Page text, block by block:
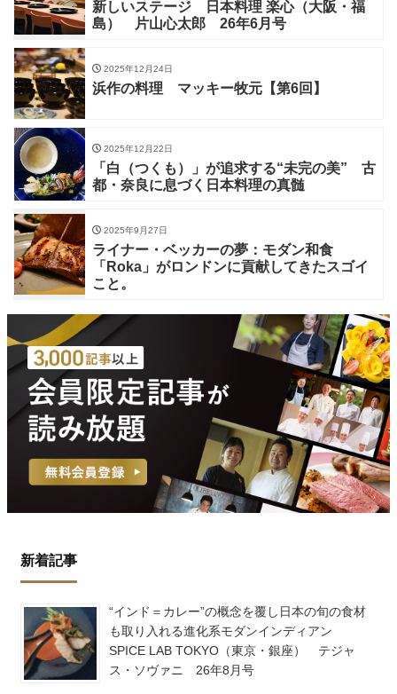
新しいステージ 日本料理 楽心（大阪・福
島） 片山心太郎 26年6月号
2025年12月24日
浜作の料理 マッキー牧元【第6回】
2025年12月22日
「白（つくも）」が追求する“未完の美” 古
都・奈良に息づく日本料理の真髄
2025年9月27日
ライナー・ベッカーの夢：モダン和食
「Roka」がロンドンに貢献してきたスゴイ
こと。
新着記事
“インド＝カレー”の概念を覆し日本の旬の食材
も取り入れる進化系モダンインディアン
SPICE LAB TOKYO（東京・銀座） テジャ
ス・ソヴァニ 26年8月号